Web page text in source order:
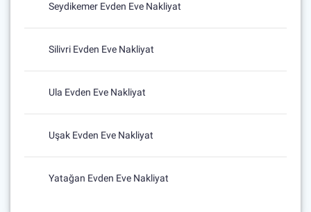
Seydikemer Evden Eve Nakliyat
Silivri Evden Eve Nakliyat
Ula Evden Eve Nakliyat
Uşak Evden Eve Nakliyat
Yatağan Evden Eve Nakliyat